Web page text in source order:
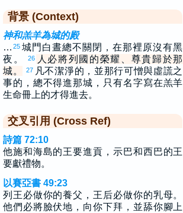
背景 (Context)
神和羔羊為城的殿
… 25 城門白晝總不關閉，在那裡原沒有黑
夜。
26 人必將列國的榮耀、尊貴歸於那
城。
27 凡不潔淨的，並那行可憎與虛謊之
事的，總不得進那城，只有名字寫在羔羊
生命冊上的才得進去。
交叉引用 (Cross Ref)
詩篇 72:10
他施和海島的王要進貢，示巴和西巴的王
要獻禮物。
以賽亞書 49:23
列王必做你的養父，王后必做你的乳母。
他們必將臉伏地，向你下拜，並舔你腳上